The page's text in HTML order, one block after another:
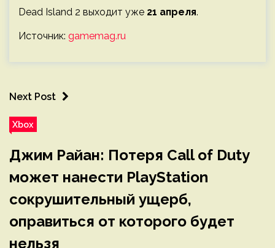
Dead Island 2 выходит уже 21 апреля.
Источник: gamemag.ru
Next Post
Xbox
Джим Райан: Потеря Call of Duty
может нанести PlayStation
сокрушительный ущерб,
оправиться от которого будет
нельзя